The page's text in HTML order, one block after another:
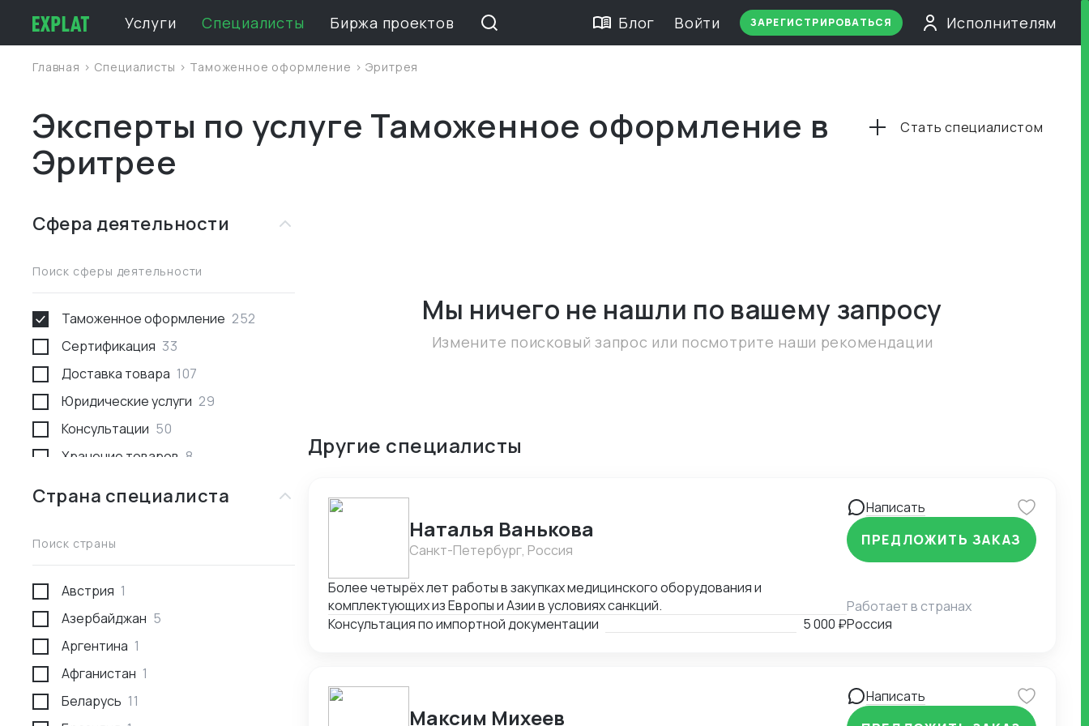
Услуги Специалисты Биржа проектов Блог Войти ЗАРЕГИСТРИРОВАТЬСЯ Исполнителям
Главная > Специалисты > Таможенное оформление >Эритрея
Эксперты по услуге Таможенное оформление в
Эритрее
Стать специалистом
Сфера деятельности
Поиск сферы деятельности
Таможенное оформление 252
Сертификация 33
Доставка товара 107
Юридические услуги 29
Консультации 50
Хранение товаров 8
Проведение переговоров
Сотрудники за границей 9
Разработка и производство
Проверка поставщика
Участие в выставках
Анализ рынка
Консалтинг по интеллектуальной
собственности
Страна специалиста
Поиск страны
Австрия 1
Азербайджан 5
Аргентина 1
Афганистан 1
Беларусь 11
Мы ничего не нашли по вашему запросу
Измените поисковый запрос или посмотрите наши рекомендации
Другие специалисты
Наталья Ванькова
Санкт-Петербург, Россия
Более четырёх лет работы в закупках медицинского оборудования и
комплектующих из Европы и Азии в условиях санкций.
Консультация по импортной документации
5 000 ₽
Написать
ПРЕДЛОЖИТЬ ЗАКАЗ
Работает в странах
Россия
Максим Михеев
Написать